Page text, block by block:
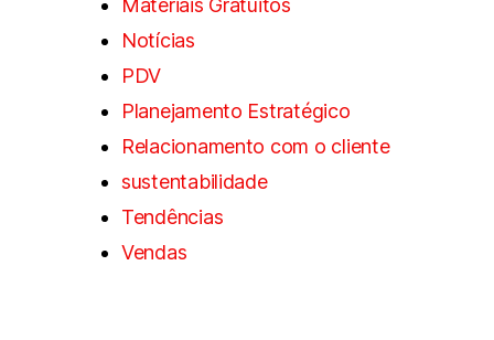
Materiais Gratuitos
Notícias
PDV
Planejamento Estratégico
Relacionamento com o cliente
sustentabilidade
Tendências
Vendas